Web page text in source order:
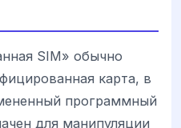
SIM» обычно
карта, в
программный
для манипуляции